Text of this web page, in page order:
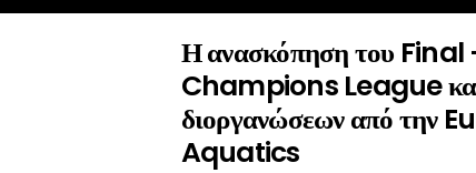
Η ανασκόπηση του Final
Champions League
διοργανώσεων από την
Aquatics